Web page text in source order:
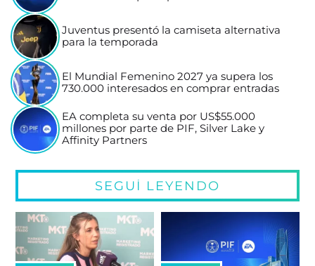
Juventus presentó la camiseta alternativa
para la temporada
El Mundial Femenino 2027 ya supera los
730.000 interesados en comprar entradas
EA completa su venta por US$55.000
millones por parte de PIF, Silver Lake y
Affinity Partners
SEGUÍ LEYENDO